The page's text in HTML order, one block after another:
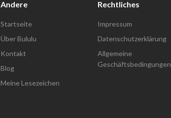
Andere
Startseite
Über Bululu
Kontakt
Blog
Meine Lesezeichen
Rechtliches
Impressum
Datenschutzerklärung
Allgemeine
Geschäftsbedingungen